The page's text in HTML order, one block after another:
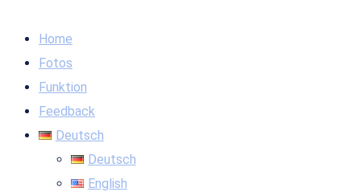
Home
Fotos
Funktion
Feedback
Deutsch
Deutsch
English